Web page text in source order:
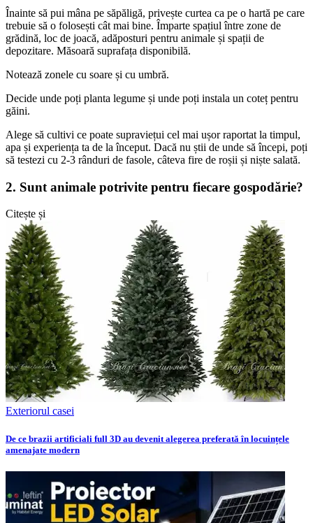
Înainte să pui mâna pe săpăligă, privește curtea ca pe o hartă pe care
trebuie să o folosești cât mai bine. Împarte spațiul între zone de
grădină, loc de joacă, adăposturi pentru animale și spații de
depozitare. Măsoară suprafața disponibilă.
Notează zonele cu soare și cu umbră.
Decide unde poți planta legume și unde poți instala un coteț pentru
găini.
Alege să cultivi ce poate supraviețui cel mai ușor raportat la timpul,
apa și experiența ta de la început. Dacă nu știi de unde să începi, poți
să testezi cu 2-3 rânduri de fasole, câteva fire de roșii și niște salată.
2. Sunt animale potrivite pentru fiecare gospodărie?
Citește și
Exteriorul casei
De ce brazii artificiali full 3D au devenit alegerea preferată în locuințele
amenajate modern